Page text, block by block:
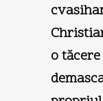
o